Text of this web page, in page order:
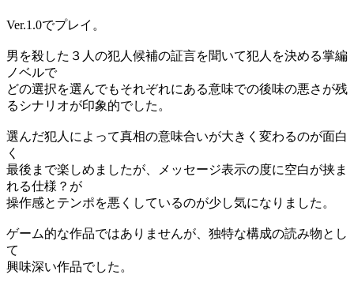
Ver.1.0でプレイ。
男を殺した３人の犯人候補の証言を聞いて犯人を決める掌編
ノベルで
どの選択を選んでもそれぞれにある意味での後味の悪さが残
るシナリオが印象的でした。
選んだ犯人によって真相の意味合いが大きく変わるのが面白
く
最後まで楽しめましたが、メッセージ表示の度に空白が挟ま
れる仕様？が
操作感とテンポを悪くしているのが少し気になりました。
ゲーム的な作品ではありませんが、独特な構成の読み物とし
て
興味深い作品でした。